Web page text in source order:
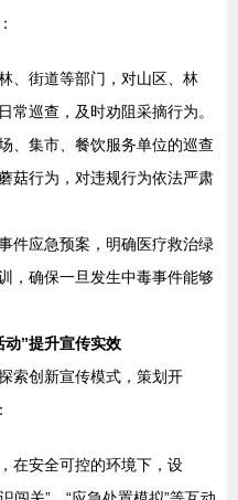
、街道等部门，对山区、林
常巡查，及时劝阻采摘行为。
、集市、餐饮服务单位的巡查
菇行为，对违规行为依法严肃
件应急预案，明确医疗救治绿
，确保一旦发生中毒事件能够
动”提升宣传实效
索创新宣传模式，策划开
在安全可控的环境下，设